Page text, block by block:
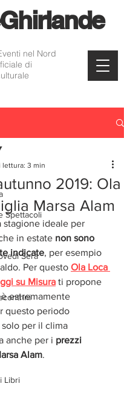
nel Nord
di
Spettacoli
Sera
Libri
2019: Ola
Marsa Alam
lettura: 3 min
stagione ideale per
in estate non sono
indicate, per esempio
Per questo Ola Loca
su Misura ti propone
estremamente
questo periodo
per il clima
anche per i prezzi
Alam.